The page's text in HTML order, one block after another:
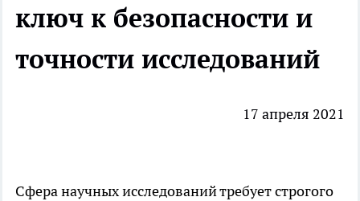
ключ к безопасности и
точности исследований
17 апреля 2021
Сфера научных исследований требует строгого